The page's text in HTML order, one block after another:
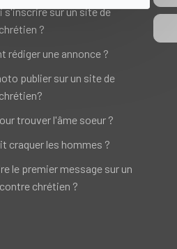
s'inscrire sur un site de
?
rédiger une annonce ?
publier sur un site de
trouver l'âme soeur ?
craquer les hommes ?
le premier message sur un
chrétien ?